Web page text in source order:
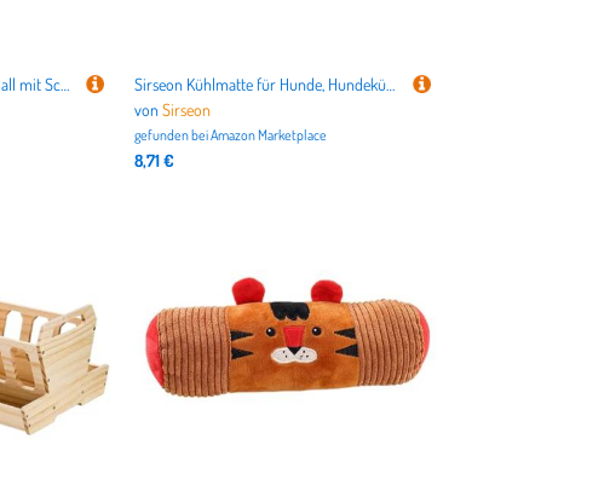
Interaktiver Katzenspielzeug Ball mit Schwanz, Regenbogenwurm mit Ball Spielzeug für Katzen, Katzen Teaser Spielzeug für Indoor-Katzen, Interaktive Katzenbälle zur Reduzierung von Langeweile
Sirseon Kühlmatte für Hunde, Hundekühlkissen - Kühlungspad,Schlafmatratze für saugfähige Hund, waschbare, atmungsaktive Decke, Katze Außenbett für Boden, Autositz
vonSirseon
gefunden beiAmazon Marketplace
8,71 €